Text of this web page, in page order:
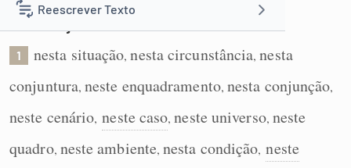
Reescrever Texto
Resumir Texto
Corrigir Texto
Detector de IA
1 nesta situação,nesta circunstância,nesta
conjuntura, neste enquadramento, nesta conjunção,
neste cenário, neste caso,neste universo, neste
quadro, neste ambiente,nesta condição, neste